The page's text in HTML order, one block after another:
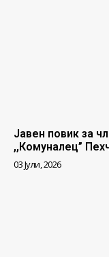
Јавен повик за
,,Комуналец”
03 Јули, 2026